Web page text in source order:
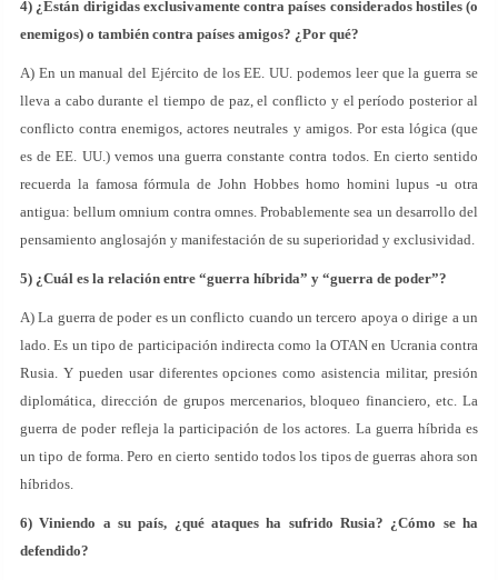
4) ¿Están dirigidas exclusivamente contra países considerados hostiles (o
enemigos) o también contra países amigos? ¿Por qué?
A) En un manual del Ejército de los EE. UU. podemos leer que la guerra se
lleva a cabo durante el tiempo de paz, el conflicto y el período posterior al
conflicto contra enemigos, actores neutrales y amigos. Por esta lógica (que
es de EE. UU.) vemos una guerra constante contra todos. En cierto sentido
recuerda la famosa fórmula de John Hobbes homo homini lupus -u otra
antigua: bellum omnium contra omnes. Probablemente sea un desarrollo del
pensamiento anglosajón y manifestación de su superioridad y exclusividad.
5) ¿Cuál es la relación entre “guerra híbrida” y “guerra de poder”?
A) La guerra de poder es un conflicto cuando un tercero apoya o dirige a un
lado. Es un tipo de participación indirecta como la OTAN en Ucrania contra
Rusia. Y pueden usar diferentes opciones como asistencia militar, presión
diplomática, dirección de grupos mercenarios, bloqueo financiero, etc. La
guerra de poder refleja la participación de los actores. La guerra híbrida es
un tipo de forma. Pero en cierto sentido todos los tipos de guerras ahora son
híbridos.
6) Viniendo a su país, ¿qué ataques ha sufrido Rusia? ¿Cómo se ha
defendido?